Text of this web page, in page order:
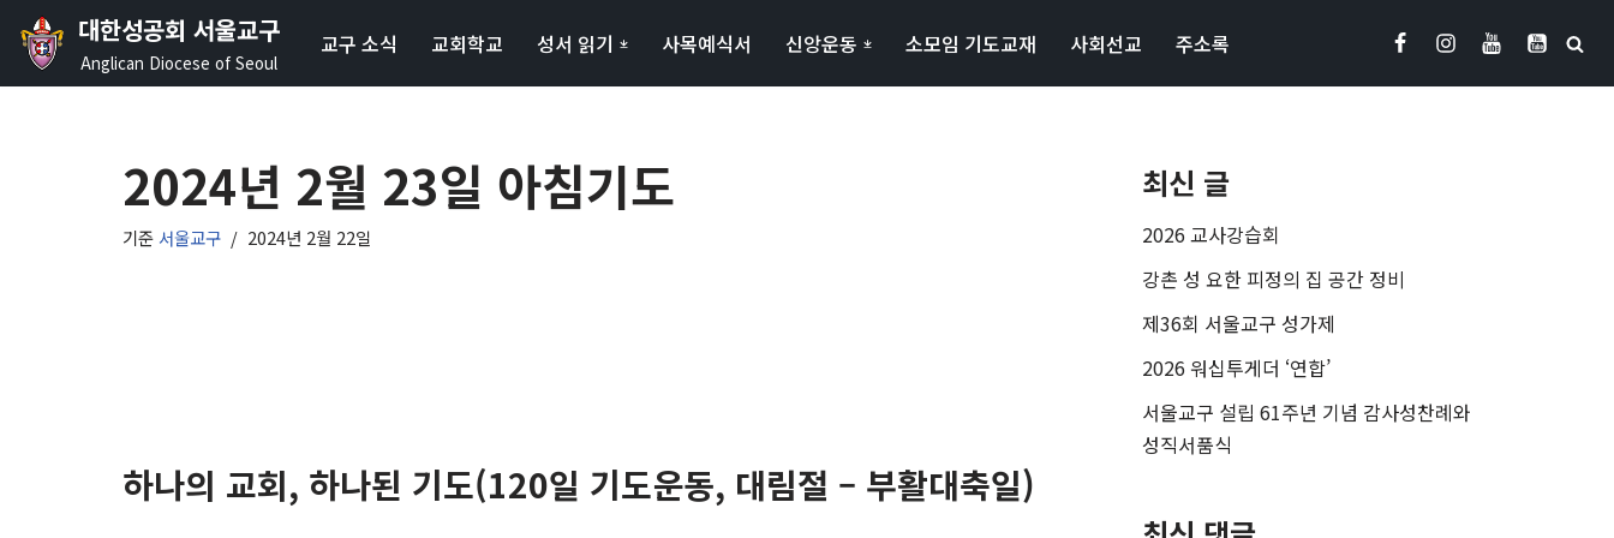
콘
대한성공회 서울교구
Anglican Diocese of Seoul
교구 소식 교회학교 성서 읽기 사목예식서 신앙운동 소모임 기도교재 사회선교 주소록
2024년 2월 23일 아침기도
기준 서울교구 2024년 2월 22일
하나의 교회, 하나된 기도(120일 기도운동, 대림절 – 부활대축일)
최신 글
2026 교사강습회
강촌 성 요한 피정의 집 공간 정비
제36회 서울교구 성가제
2026 워십투게더 ‘연합’
서울교구 설립 61주년 기념 감사성찬례와
성직서품식